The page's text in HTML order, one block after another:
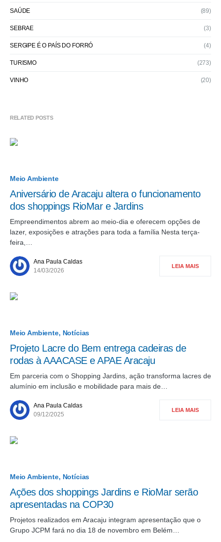
SAÚDE (89)
SEBRAE (3)
SERGIPE É O PAÍS DO FORRÓ (4)
TURISMO (273)
VINHO (20)
RELATED POSTS
Meio Ambiente
Aniversário de Aracaju altera o funcionamento
dos shoppings RioMar e Jardins
Empreendimentos abrem ao meio-dia e oferecem opções de
lazer, exposições e atrações para toda a família Nesta terça-
feira,…
Ana Paula Caldas
14/03/2026
LEIA MAIS
Meio Ambiente Notícias
Projeto Lacre do Bem entrega cadeiras de
rodas à AAACASE e APAE Aracaju
Em parceria com o Shopping Jardins, ação transforma lacres de
alumínio em inclusão e mobilidade para mais de…
Ana Paula Caldas
09/12/2025
LEIA MAIS
Meio Ambiente Notícias
Ações dos shoppings Jardins e RioMar serão
apresentadas na COP30
Projetos realizados em Aracaju integram apresentação que o
Grupo JCPM fará no dia 18 de novembro em Belém…